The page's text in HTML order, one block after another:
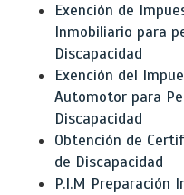
Exención de
Inmobiliario para
Discapacidad
Exención del
Automotor para
Discapacidad
Obtención de
de Discapacidad
P.I.M Preparación